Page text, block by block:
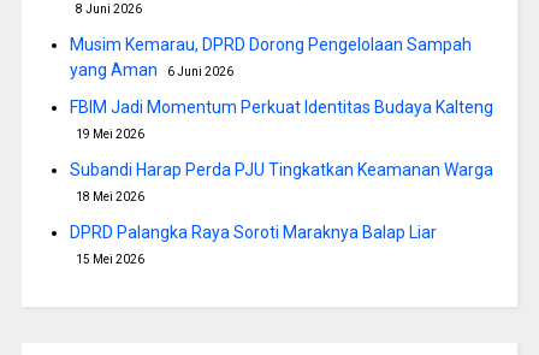
8 Juni 2026
Musim Kemarau, DPRD Dorong Pengelolaan Sampah
yang Aman
6 Juni 2026
FBIM Jadi Momentum Perkuat Identitas Budaya Kalteng
19 Mei 2026
Subandi Harap Perda PJU Tingkatkan Keamanan Warga
18 Mei 2026
DPRD Palangka Raya Soroti Maraknya Balap Liar
15 Mei 2026